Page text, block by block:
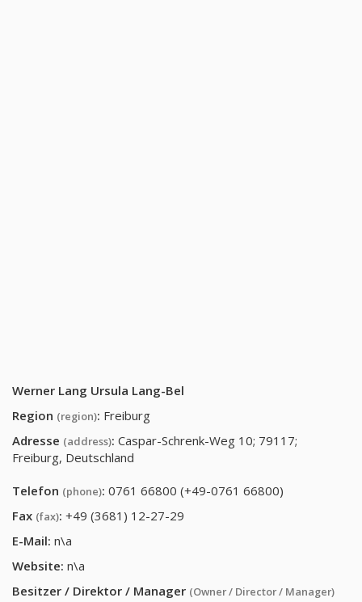
Werner Lang Ursula Lang-Bel
Region (region): Freiburg
Adresse (address): Caspar-Schrenk-Weg 10; 79117;
Freiburg, Deutschland
Telefon (phone): 0761 66800 (+49-0761 66800)
Fax (fax): +49 (3681) 12-27-29
E-Mail: n\a
Website: n\a
Besitzer / Direktor / Manager (Owner / Director / Manager)